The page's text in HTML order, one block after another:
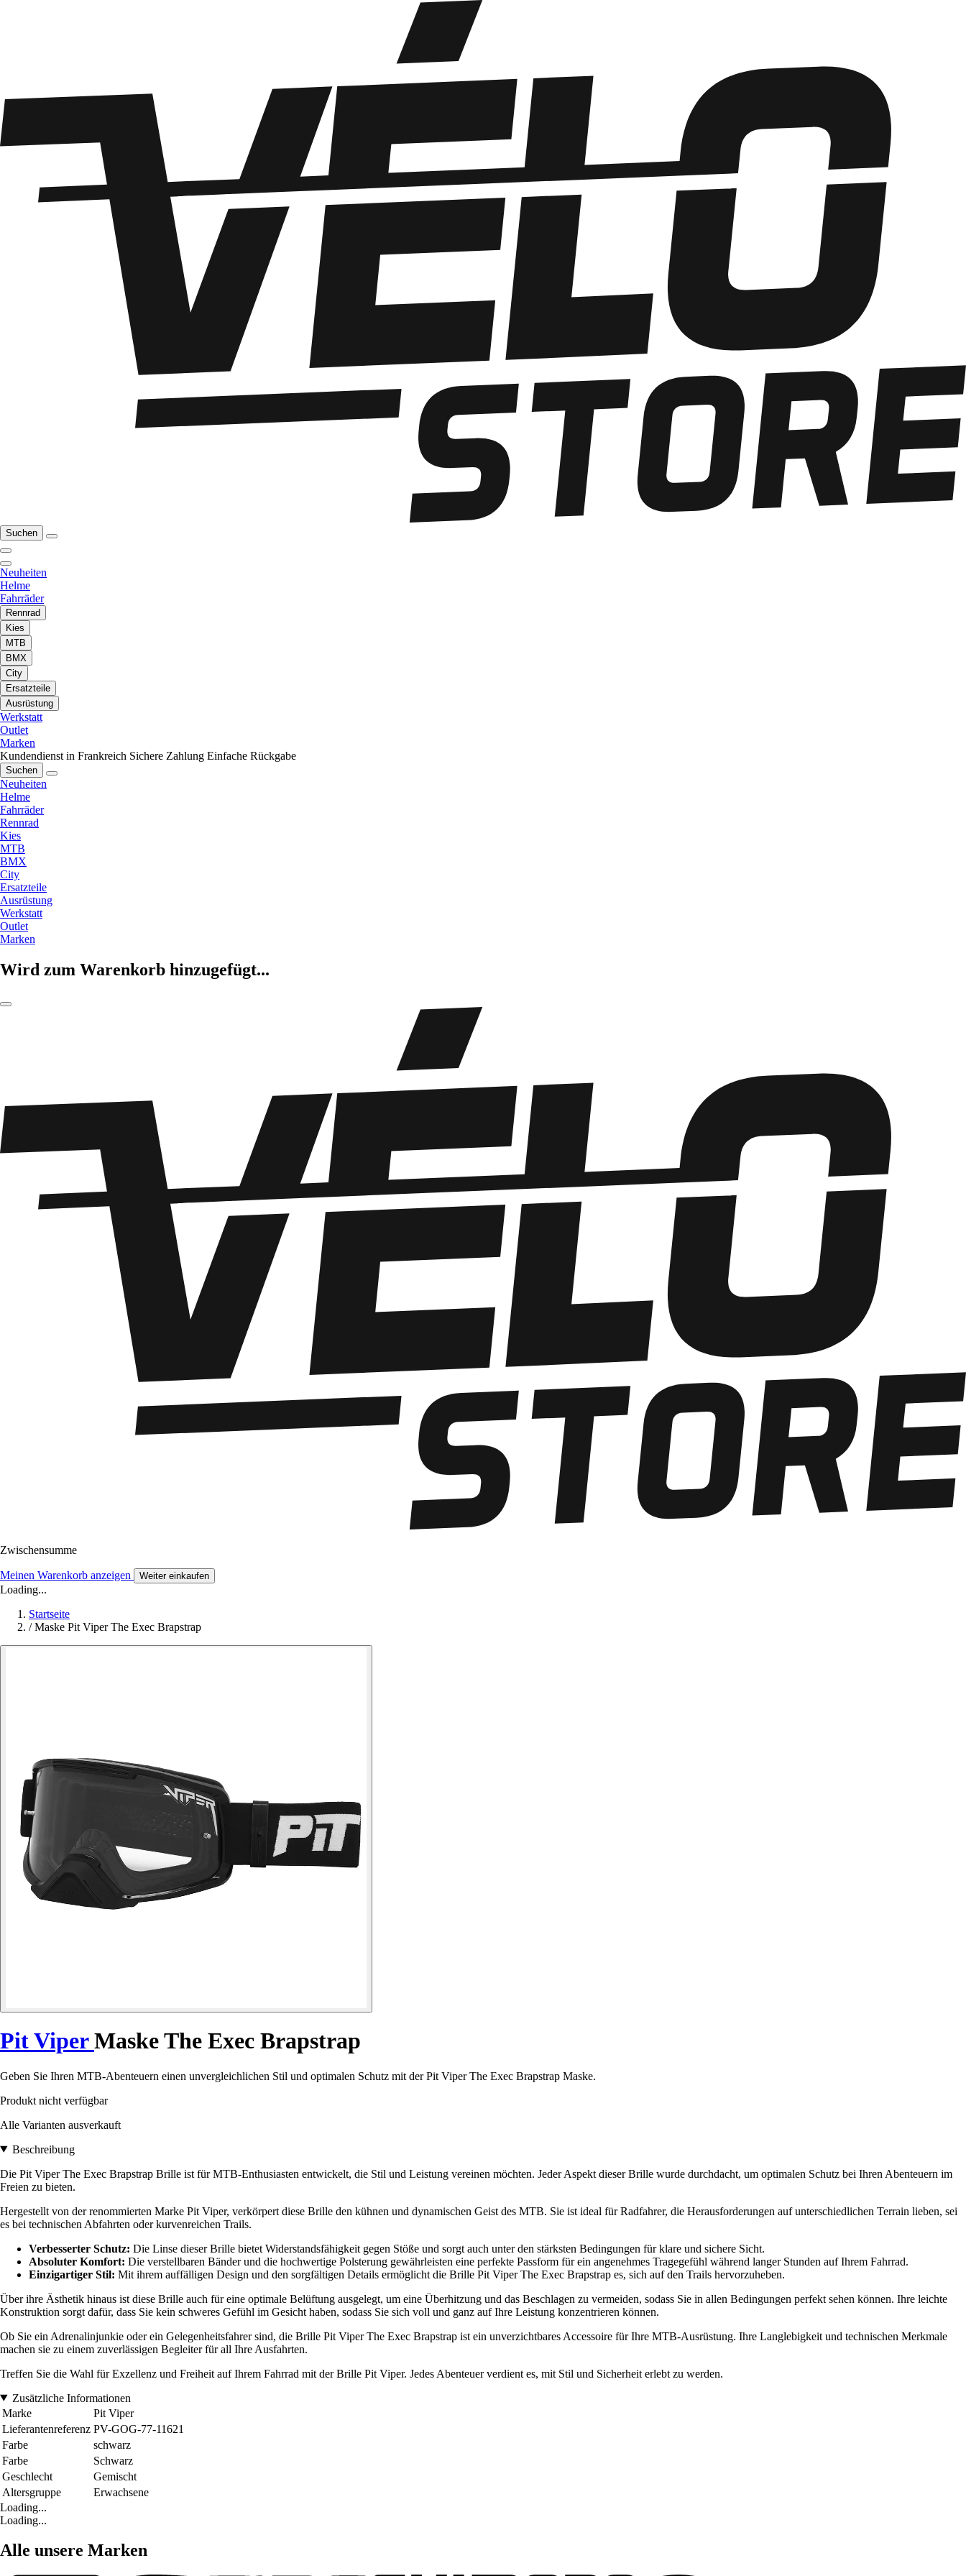
Suchen
Neuheiten
Helme
Fahrräder
Rennrad
Kies
MTB
BMX
City
Ersatzteile
Ausrüstung
Werkstatt
Outlet
Marken
Kundendienst in Frankreich Sichere Zahlung Einfache Rückgabe
Suchen
Neuheiten
Helme
Fahrräder
Rennrad
Kies
MTB
BMX
City
Ersatzteile
Ausrüstung
Werkstatt
Outlet
Marken
Wird zum Warenkorb hinzugefügt...
Zwischensumme
Meinen Warenkorb anzeigen Weiter einkaufen
Loading...
Startseite
/ Maske Pit Viper The Exec Brapstrap
Pit ViperMaske The Exec Brapstrap
Geben Sie Ihren MTB-Abenteuern einen unvergleichlichen Stil und optimalen Schutz mit der Pit Viper The Exec Brapstrap Maske.
Produkt nicht verfügbar
Alle Varianten ausverkauft
Beschreibung
Die Pit Viper The Exec Brapstrap Brille ist für MTB-Enthusiasten entwickelt, die Stil und Leistung vereinen möchten. Jeder Aspekt dieser Brille wurde durchdacht, um optimalen Schutz bei Ihren Abenteuern im
Freien zu bieten.
Hergestellt von der renommierten Marke Pit Viper, verkörpert diese Brille den kühnen und dynamischen Geist des MTB. Sie ist ideal für Radfahrer, die Herausforderungen auf unterschiedlichen Terrain lieben, sei
es bei technischen Abfahrten oder kurvenreichen Trails.
Verbesserter Schutz: Die Linse dieser Brille bietet Widerstandsfähigkeit gegen Stöße und sorgt auch unter den stärksten Bedingungen für klare und sichere Sicht.
Absoluter Komfort: Die verstellbaren Bänder und die hochwertige Polsterung gewährleisten eine perfekte Passform für ein angenehmes Tragegefühl während langer Stunden auf Ihrem Fahrrad.
Einzigartiger Stil: Mit ihrem auffälligen Design und den sorgfältigen Details ermöglicht die Brille Pit Viper The Exec Brapstrap es, sich auf den Trails hervorzuheben.
Über ihre Ästhetik hinaus ist diese Brille auch für eine optimale Belüftung ausgelegt, um eine Überhitzung und das Beschlagen zu vermeiden, sodass Sie in allen Bedingungen perfekt sehen können. Ihre leichte
Konstruktion sorgt dafür, dass Sie kein schweres Gefühl im Gesicht haben, sodass Sie sich voll und ganz auf Ihre Leistung konzentrieren können.
Ob Sie ein Adrenalinjunkie oder ein Gelegenheitsfahrer sind, die Brille Pit Viper The Exec Brapstrap ist ein unverzichtbares Accessoire für Ihre MTB-Ausrüstung. Ihre Langlebigkeit und technischen Merkmale
machen sie zu einem zuverlässigen Begleiter für all Ihre Ausfahrten.
Treffen Sie die Wahl für Exzellenz und Freiheit auf Ihrem Fahrrad mit der Brille Pit Viper. Jedes Abenteuer verdient es, mit Stil und Sicherheit erlebt zu werden.
Zusätzliche Informationen
Marke
Pit Viper
Lieferantenreferenz PV-GOG-77-11621
Farbe
schwarz
Farbe
Schwarz
Geschlecht
Gemischt
Altersgruppe
Erwachsene
Loading...
Loading...
Alle unsere Marken